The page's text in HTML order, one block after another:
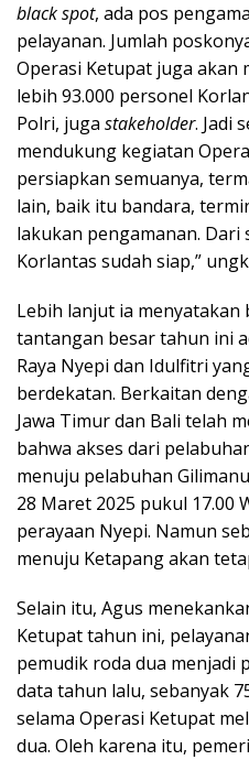
black spot, ada pos
pelayanan. Jumlah
Operasi Ketupat juga
lebih 93.000 personel
Polri, juga stakeholder. Jadi
mendukung kegiatan
persiapkan semuanya,
lain, baik itu bandara,
lakukan pengamanan. Dari
Korlantas sudah siap,”
Lebih lanjut ia menyatakan
tantangan besar tahun ini
Raya Nyepi dan Idulfitri
berdekatan. Berkaitan
Jawa Timur dan Bali telah
bahwa akses dari
menuju pelabuhan
28 Maret 2025 pukul 17.00
perayaan Nyepi. Namun
menuju Ketapang akan
Selain itu, Agus
Ketupat tahun ini,
pemudik roda dua
data tahun lalu, sebanyak
selama Operasi Ketupat
dua. Oleh karena itu,